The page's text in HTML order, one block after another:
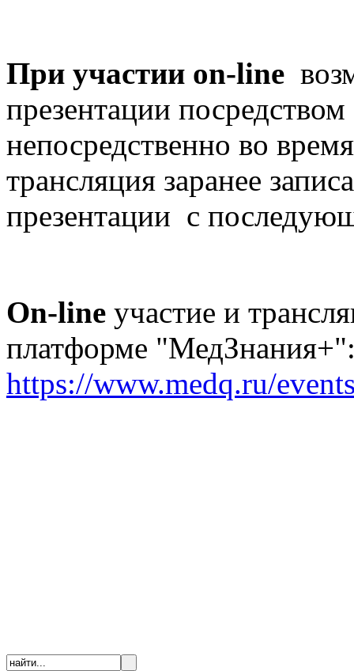
При участии on-line
презентации
непосредственно во
трансляция заранее
презентации с
On-line участие и
платформе
https://www.medq.ru/